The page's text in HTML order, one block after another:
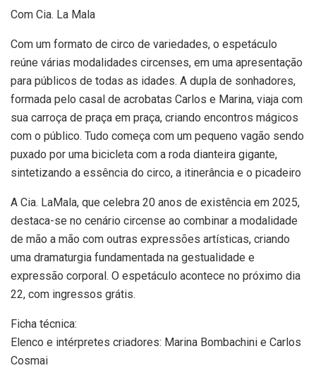
Com Cia. La Mala
Com um formato de circo de variedades, o espetáculo
reúne várias modalidades circenses, em uma apresentação
para públicos de todas as idades. A dupla de sonhadores,
formada pelo casal de acrobatas Carlos e Marina, viaja com
sua carroça de praça em praça, criando encontros mágicos
com o público. Tudo começa com um pequeno vagão sendo
puxado por uma bicicleta com a roda dianteira gigante,
sintetizando a essência do circo, a itinerância e o picadeiro
A Cia. LaMala, que celebra 20 anos de existência em 2025,
destaca-se no cenário circense ao combinar a modalidade
de mão a mão com outras expressões artísticas, criando
uma dramaturgia fundamentada na gestualidade e
expressão corporal. O espetáculo acontece no próximo dia
22, com ingressos grátis.
Ficha técnica:
Elenco e intérpretes criadores: Marina Bombachini e Carlos
Cosmai